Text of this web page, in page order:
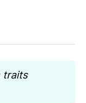
traits